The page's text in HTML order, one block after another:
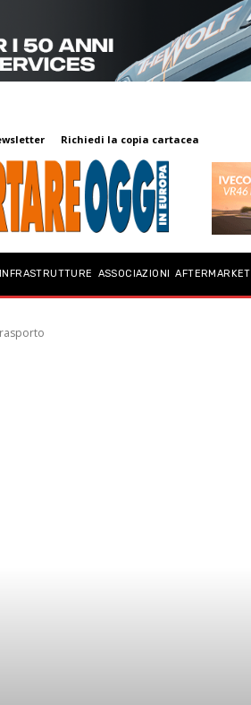
Richiedi la copia cartacea
INFRASTRUTTURE ASSOCIAZIONI AFTERMARKET